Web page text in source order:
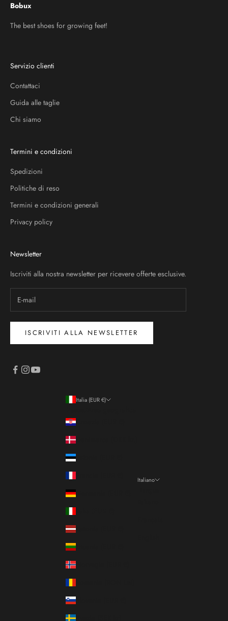
Bobux
The best shoes for growing feet!
Servizio clienti
Contattaci
Guida alle taglie
Chi siamo
Termini e condizioni
Spedizioni
Politiche di reso
Termini e condizioni generali
Privacy policy
Newsletter
Iscriviti alla nostra newsletter per ricevere offerte esclusive.
ISCRIVITI ALLA NEWSLETTER
Italia (EUR €)
Croazia (EUR €)
Danimarca (DKK kr.)
Estonia (EUR €)
Francia (EUR €)
Germania (EUR €)
Italia (EUR €)
Lettonia (EUR €)
Lituania (EUR €)
Norvegia (EUR €)
Romania (RON Lei)
Slovenia (EUR €)
Svezia (SEK kr)
Italiano